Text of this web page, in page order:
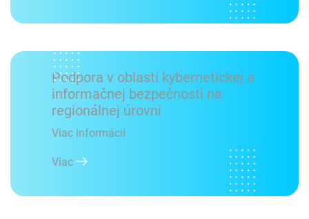
Podpora v oblasti kybernetickej a
informačnej bezpečnosti na
regionálnej úrovni
Viac informácií
Viac